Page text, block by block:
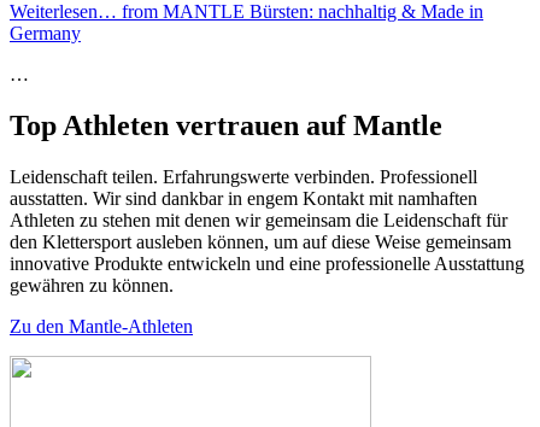
Weiterlesen… from MANTLE Bürsten: nachhaltig & Made in
Germany
…
Top Athleten vertrauen auf Mantle
Leidenschaft teilen. Erfahrungswerte verbinden. Professionell
ausstatten. Wir sind dankbar in engem Kontakt mit namhaften
Athleten zu stehen mit denen wir gemeinsam die Leidenschaft für
den Klettersport ausleben können, um auf diese Weise gemeinsam
innovative Produkte entwickeln und eine professionelle Ausstattung
gewähren zu können.
Zu den Mantle-Athleten